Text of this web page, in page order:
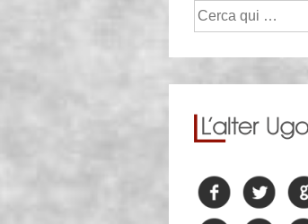
Cerca: